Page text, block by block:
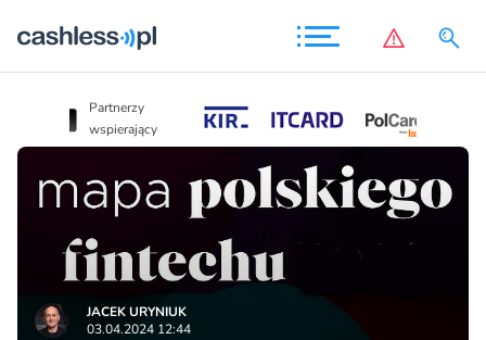
Partnerzy
wspierający
JACEK URYNIUK
03.04.2024 12:44